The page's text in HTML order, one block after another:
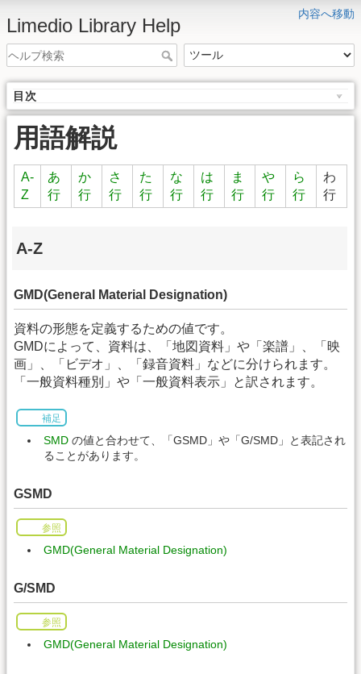
内容へ移動
Limedio Library Help
目次
用語解説
A-
Z
あ
行
か
行
さ
行
た
行
な
行
は
行
ま
行
や
行
ら
行
わ
行
A-Z
GMD(General Material Designation)
資料の形態を定義するための値です。
GMDによって、資料は、「地図資料」や「楽譜」、「映
画」、「ビデオ」、「録音資料」などに分けられます。
「一般資料種別」や「一般資料表示」と訳されます。
補足
SMD の値と合わせて、「GSMD」や「G/SMD」と表記され
ることがあります。
GSMD
参照
GMD(General Material Designation)
G/SMD
参照
GMD(General Material Designation)